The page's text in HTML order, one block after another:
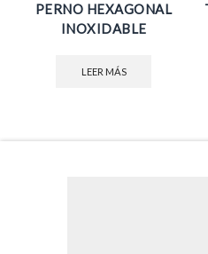
PERNO HEXAGONAL
INOXIDABLE
LEER MÁS